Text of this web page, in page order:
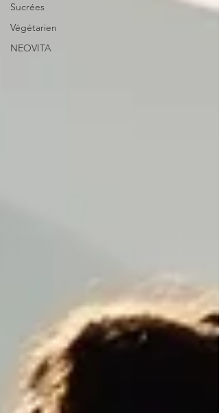
Sucrées
Végétarien
NEOVITA